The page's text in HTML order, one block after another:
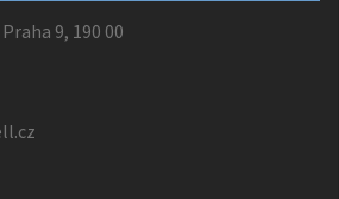
9, 190 00